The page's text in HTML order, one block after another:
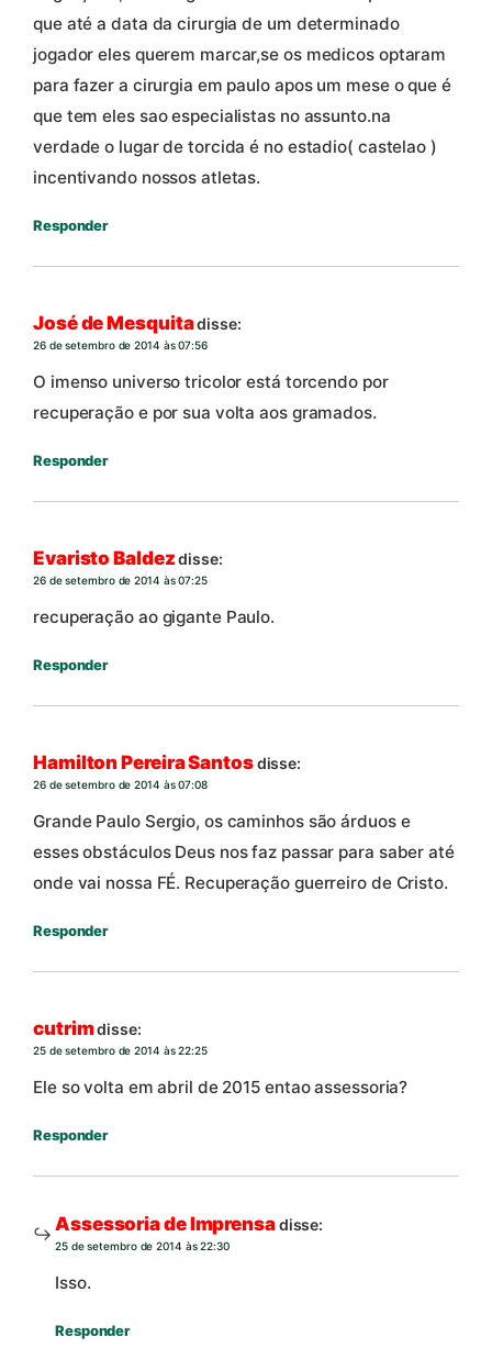
que até a data da cirurgia de um determinado
jogador eles querem marcar,se os medicos optaram
para fazer a cirurgia em paulo apos um mese o que é
que tem eles sao especialistas no assunto.na
verdade o lugar de torcida é no estadio( castelao )
incentivando nossos atletas.
Responder
José de Mesquitadisse:
26 de setembro de 2014 às 07:56
O imenso universo tricolor está torcendo por
recuperação e por sua volta aos gramados.
Responder
Evaristo Baldez disse:
26 de setembro de 2014 às 07:25
recuperação ao gigante Paulo.
Responder
Hamilton Pereira Santosdisse:
26 de setembro de 2014 às 07:08
Grande Paulo Sergio, os caminhos são árduos e
esses obstáculos Deus nos faz passar para saber até
onde vai nossa FÉ. Recuperação guerreiro de Cristo.
Responder
cutrimdisse:
25 de setembro de 2014 às 22:25
Ele so volta em abril de 2015 entao assessoria?
Responder
Assessoria de Imprensadisse:
25 de setembro de 2014 às 22:30
Isso.
Responder